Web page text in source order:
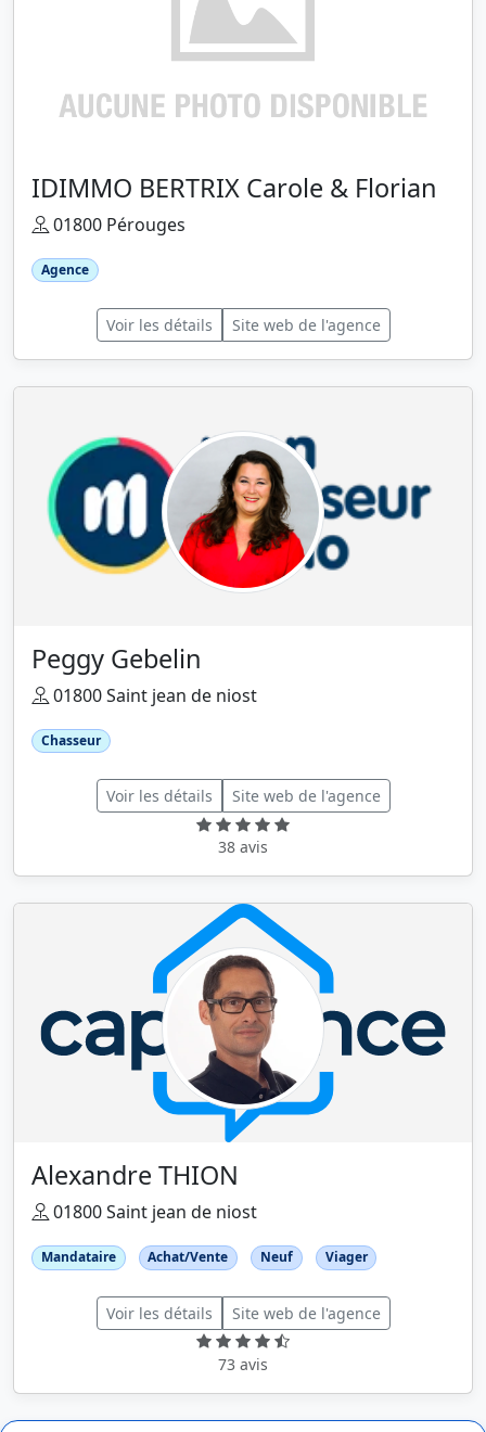
IDIMMO BERTRIX Carole & Florian
01800 Pérouges
Agence
Voir les détails Site web de l'agence
Peggy Gebelin
01800 Saint jean de niost
Chasseur
Voir les détails Site web de l'agence
38 avis
Alexandre THION
01800 Saint jean de niost
Mandataire Achat/Vente Neuf Viager
Voir les détails Site web de l'agence
73 avis